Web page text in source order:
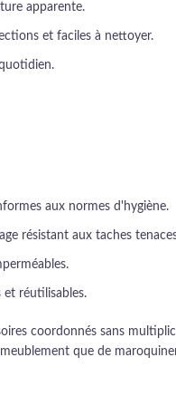
apparente.
et faciles à nettoyer.
aux normes d'hygiène.
résistant aux taches
réutilisables.
coordonnés sans
que de